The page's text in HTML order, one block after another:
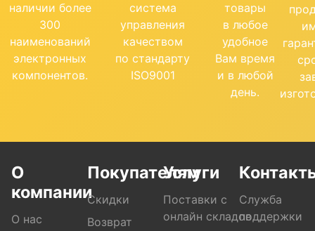
наличии более
300
наименований
электронных
компонентов.
система
управления
качеством
по стандарту
ISO9001
товары
в любое
удобное
Вам время
и в любой
день.
О
компании
О нас
Покупателям
Скидки
Возврат
Услуги
Поставки с
онлайн складов
Служба
поддержки